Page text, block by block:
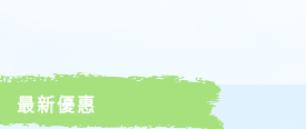
最新優惠